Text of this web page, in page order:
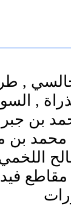
,
,
بن
محمد بن